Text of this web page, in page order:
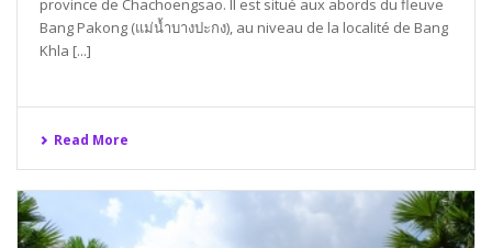
province de Chachoengsao. Il est situé aux abords du fleuve
Bang Pakong (แม่น้ำบางปะกง), au niveau de la localité de Bang
Khla [...]
Read More